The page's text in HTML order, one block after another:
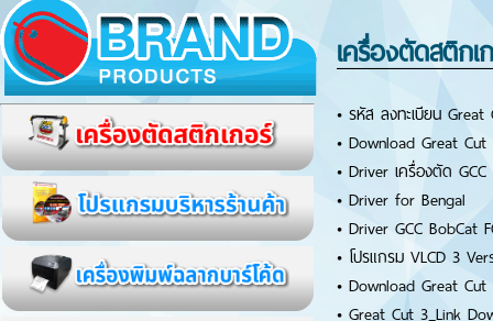
เครื่องตัดสติกเ
• รหัส ลงทะเบียน Great
• Download Great
• Driver เครื่องตัด
• Driver for Bengal
• Driver GCC BobCat
• โปรแกรม VLCD 3
• Download Great Cut
• Great Cut 3_Link